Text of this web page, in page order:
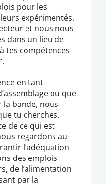
pour les
expérimentés.
et nous nous
dans un lieu de
tes compétences
en tant
ou que
la bande, nous
tu cherches.
de ce qui est
regardons au-
l’adéquation
des emplois
de l’alimentation
par la